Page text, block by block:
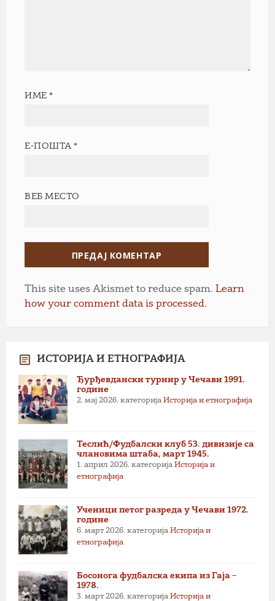
ИМЕ*
Е-ПОШТА*
ВЕБ МЕСТО
This site uses Akismet to reduce spam. Learn
how your comment data is processed.
ИСТОРИЈА И ЕТНОГРАФИЈА
Ђурђевдански турнир у Чечави 1991.
године
2. мај 2026. категорија Историја и етнографија
Теслић/Фудбалски клуб 53. дивизије са
члановима штаба, март 1945.
1. април 2026. категорија Историја и
етнографија
Ученици петог разреда у Чечави 1972.
године
6. март 2026. категорија Историја и
етнографија
Босонога фудбалска екипа из Гаја –
1978.
3. март 2026. категорија Историја и